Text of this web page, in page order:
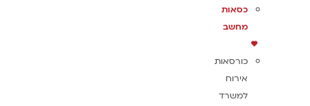
כסאות
מחשב
כורסאות
אירוח
למשרד